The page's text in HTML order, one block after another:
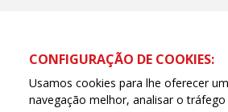
CONFIGURAÇÃO DE COOKIES:
Usamos cookies para lhe oferecer
navegação melhor, analisar o